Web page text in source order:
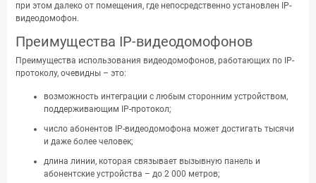
при этом далеко от помещения, где непосредственно установлен IP-
видеодомофон.
Преимущества IP-видеодомофонов
Преимущества использования видеодомофонов, работающих по IP-
протоколу, очевидны – это:
возможность интеграции с любым сторонним устройством,
поддерживающим IP-протокол;
число абонентов IP-видеодомофона может достигать тысячи
и даже более человек;
длина линии, которая связывает вызывную панель и
абонентские устройства – до 2 000 метров;